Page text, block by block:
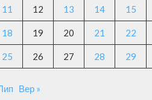
11 12 13 14 15
18 19 20 21 22
25 26 27 28 29
Вер »